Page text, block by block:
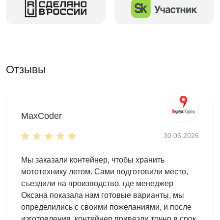
Рольставни гаража обеспечат удобный доступ к
нему.
подготовка фундамента, достаточно установить
Отзывы
MaxCoder
30.06.2026
Мы заказали контейнер, чтобы хранить
мототехнику летом. Сами подготовили место,
съездили на производство, где менеджер
Оксана показала нам готовые варианты, мы
определились с своими пожеланиями, и после